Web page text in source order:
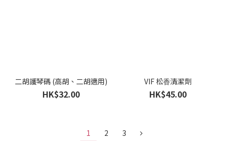
二胡護琴碼 (高胡、二胡適用)
HK$32.00
VIF 松⾹清潔劑
HK$45.00
1 2 3